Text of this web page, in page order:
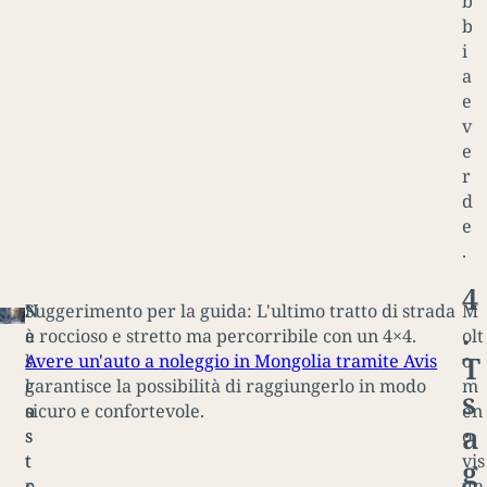
b
i
a
e
v
e
r
d
e
.
N
a
s
c
o
s
t
N
e
l
l
a
s
t
Suggerimento per la guida: L'ultimo tratto di strada
è roccioso e stretto ma percorribile con un 4×4.
Avere un'auto a noleggio in Mongolia tramite Avis
garantisce la possibilità di raggiungerlo in modo
sicuro e confortevole.
4
.
T
s
a
g
M
olt
o
m
en
o
vis